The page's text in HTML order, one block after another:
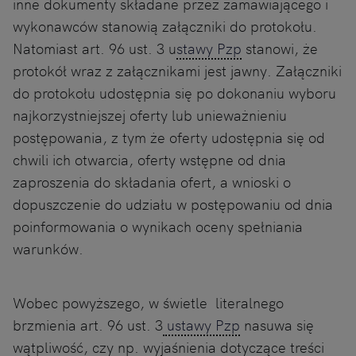
wykonawców stanowią załączniki do protokołu.
Natomiast art. 96 ust. 3 ustawy Pzp stanowi, że
protokół wraz z załącznikami jest jawny. Załączniki
do protokołu udostępnia się po dokonaniu wyboru
najkorzystniejszej oferty lub unieważnieniu
postępowania, z tym że oferty udostępnia się od
chwili ich otwarcia, oferty wstępne od dnia
zaproszenia do składania ofert, a wnioski o
dopuszczenie do udziału w postępowaniu od dnia
poinformowania o wynikach oceny spełniania
warunków.
Wobec powyższego, w świetle literalnego
brzmienia art. 96 ust. 3 ustawy Pzp nasuwa się
wątpliwość, czy np. wyjaśnienia dotyczące treści